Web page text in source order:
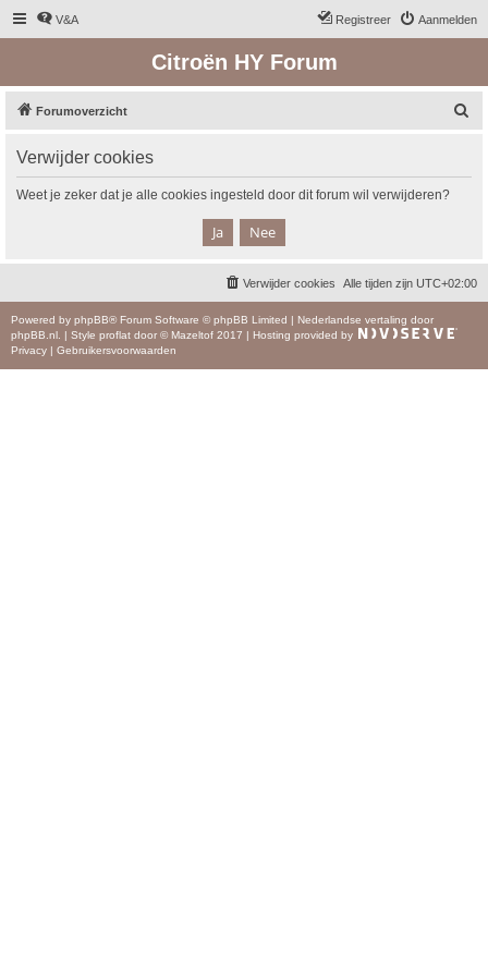
V&A Aanmelden
Registreer
Citroën HY Forum
Forumoverzicht
Verwijder cookies
Weet je zeker dat je alle cookies ingesteld door dit forum wil verwijderen?
Alle tijden zijn UTC+02:00
Verwijder cookies
Powered by phpBB® Forum Software © phpBB Limited | Nederlandse vertaling door
phpBB.nl
| Style proflat door © Mazeltof 2017 | Hosting provided by
Privacy
Gebruikersvoorwaarden